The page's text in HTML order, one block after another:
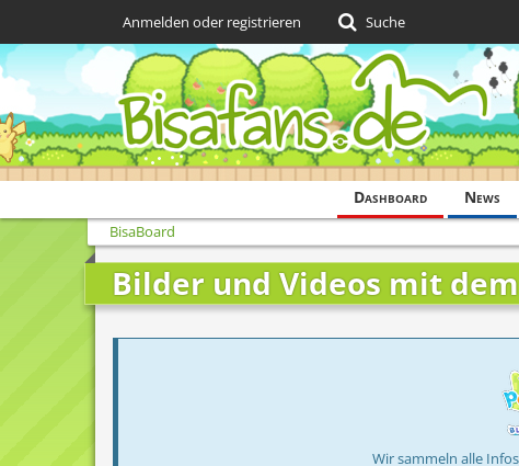
Dashboard News
Anmelden oder registrieren Suche
BisaBoard
Bilder und Videos mit dem
Wir sammeln alle